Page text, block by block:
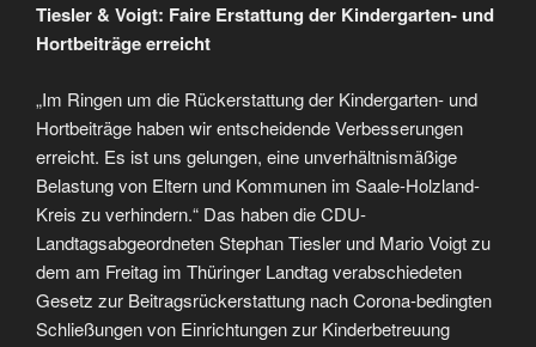
Tiesler & Voigt: Faire Erstattung der Kindergarten- und
Hortbeiträge erreicht
„Im Ringen um die Rückerstattung der Kindergarten- und
Hortbeiträge haben wir entscheidende Verbesserungen
erreicht. Es ist uns gelungen, eine unverhältnismäßige
Belastung von Eltern und Kommunen im Saale-Holzland-
Kreis zu verhindern.“ Das haben die CDU-
Landtagsabgeordneten Stephan Tiesler und Mario Voigt zu
dem am Freitag im Thüringer Landtag verabschiedeten
Gesetz zur Beitragsrückerstattung nach Corona-bedingten
Schließungen von Einrichtungen zur Kinderbetreuung